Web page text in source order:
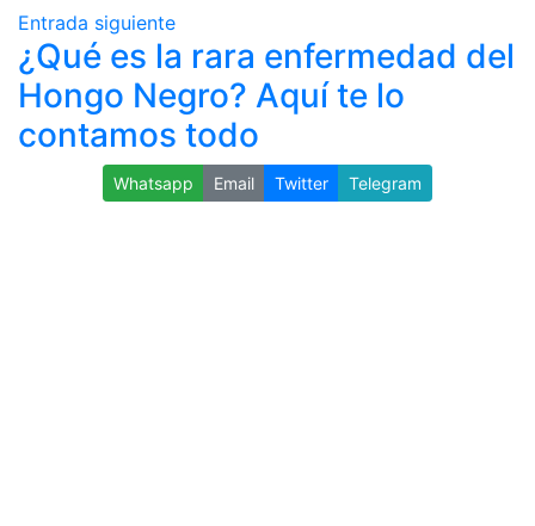
Entrada siguiente
¿Qué es la rara enfermedad del
Hongo Negro? Aquí te lo
contamos todo
Whatsapp Email Twitter Telegram